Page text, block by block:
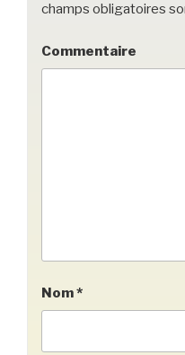
champs obligatoires
Commentaire
Nom*